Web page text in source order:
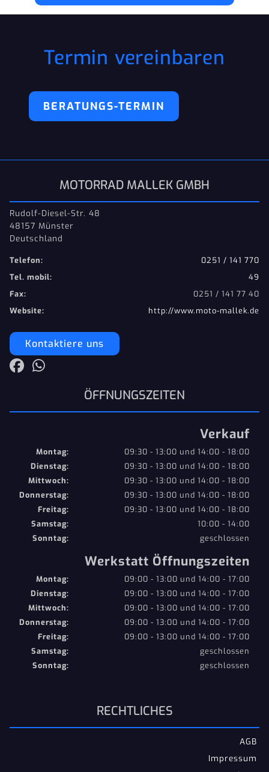
Termin vereinbaren
BERATUNGS-TERMIN
MOTORRAD MALLEK GMBH
Rudolf-Diesel-Str. 48
48157 Münster
Deutschland
Telefon:
0251 / 141 770
Tel. mobil:
49
Fax:
0251 / 141 77 40
Website:
http://www.moto-mallek.de
Kontaktiere uns
ÖFFNUNGSZEITEN
Verkauf
Montag:
09:30 - 13:00 und 14:00 - 18:00
Dienstag:
09:30 - 13:00 und 14:00 - 18:00
Mittwoch:
09:30 - 13:00 und 14:00 - 18:00
Donnerstag:
09:30 - 13:00 und 14:00 - 18:00
Freitag:
09:30 - 13:00 und 14:00 - 18:00
Samstag:
10:00 - 14:00
Sonntag:
geschlossen
Werkstatt Öffnungszeiten
Montag:
09:00 - 13:00 und 14:00 - 17:00
Dienstag:
09:00 - 13:00 und 14:00 - 17:00
Mittwoch:
09:00 - 13:00 und 14:00 - 17:00
Donnerstag:
09:00 - 13:00 und 14:00 - 17:00
Freitag:
09:00 - 13:00 und 14:00 - 17:00
Samstag:
geschlossen
Sonntag:
geschlossen
RECHTLICHES
AGB
Impressum